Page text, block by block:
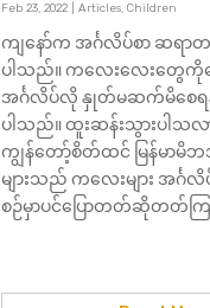
Feb 23, 2022 |Articles,Children
ကျနော်က အင်္ဂလိပ်စာ ဆရာ
ပါသည်။ ကလေးလေးတွေ
အင်္ဂလိပ်လို နှုတ်မဆက်မိစေရန်
ပါသည်။ ထူးဆန်းသွားပါသလာ
ကျွန်တော့်စိတ်ထင် မြန်မာမိဘ
များသည် ကလေးများ အင်္
စဉ်မှာပင်ပြောတတ်ဆိုတတ်ကြ